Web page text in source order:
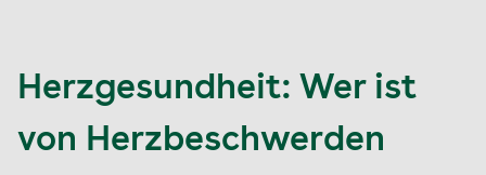
Herzgesundheit: Wer ist
von Herzbeschwerden